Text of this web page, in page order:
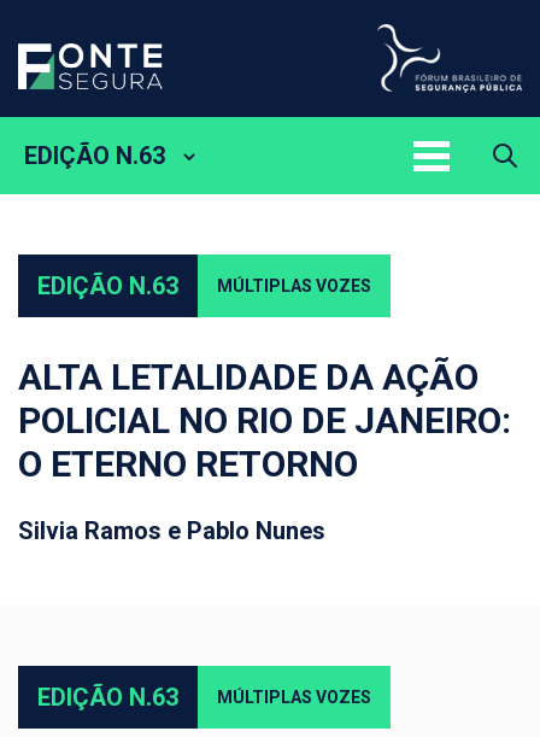
EDIÇÃO N.63
EDIÇÃO N.63 MÚLTIPLAS VOZES
ALTA LETALIDADE DA AÇÃO
POLICIAL NO RIO DE JANEIRO:
O ETERNO RETORNO
Silvia Ramos e Pablo Nunes
EDIÇÃO N.63 MÚLTIPLAS VOZES